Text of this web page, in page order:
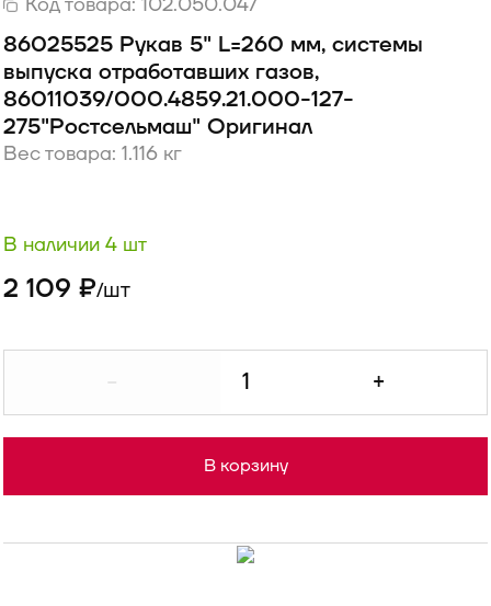
86025525 Рукав 5" L=260 мм, системы
выпуска отработавших газов,
86011039/000.4859.21.000-127-
275"Ростсельмаш" Оригинал
Вес товара: 1.116 кг
В наличии 4 шт
2 109 ₽/шт
+
В корзину